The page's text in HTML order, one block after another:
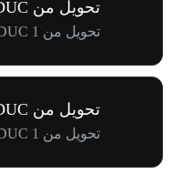
تحويل من USDUC إلى PHP
تحويل من 1 USDUC إلى ₱0.1913
تحويل من USDUC إلى AUD
تحويل من 1 USDUC إلى $0.004459